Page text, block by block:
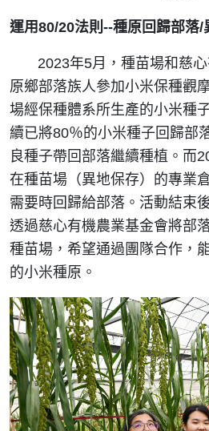
運用80/20法則--種原回歸部落/
2023年5月，種苗場和慈心
原鄉部落族人參加小米保種觀
場經保種體系所生產的小米種
續已將80％的小米種子回歸部
良種子帶回部落繼續種植。而
在種苗場（異地保存）的專業
需要時回歸給部落。活動結束
透過慈心有機農業基金會將部
種苗場，希望通過團隊合作，
的小米種原。